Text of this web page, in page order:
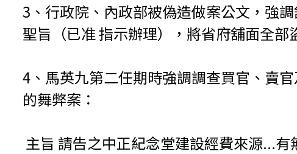
3、行政院、內政部被偽造做案公文，強
聖旨（已准 指示辦理），將省府舖面全部
4、馬英九第二任期時強調調查買官、賣
的舞弊案：
主旨 請告之中正紀念堂建設經費來源...有